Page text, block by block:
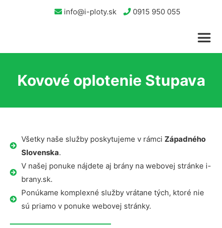
info@i-ploty.sk 0915 950 055
Kovové oplotenie Stupava
Všetky naše služby poskytujeme v rámci Západného
Slovenska.
V našej ponuke nájdete aj brány na webovej stránke i-
brany.sk.
Ponúkame komplexné služby vrátane tých, ktoré nie
sú priamo v ponuke webovej stránky.